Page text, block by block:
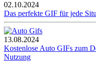
02.10.2024
Das perfekte GIF für jede
13.08.2024
Kostenlose Auto GIFs zum
Nutzung